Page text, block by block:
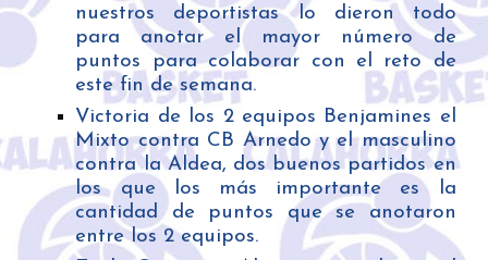
nuestros deportistas lo dieron todo
para anotar el mayor número de
puntos para colaborar con el reto de
este fin de semana.
Victoria de los 2 equipos Benjamines el
Mixto contra CB Arnedo y el masculino
contra la Aldea, dos buenos partidos en
los que los más importante es la
cantidad de puntos que se anotaron
entre los 2 equipos.